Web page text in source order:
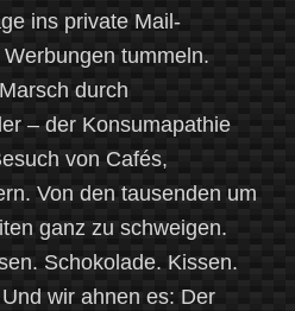
ins private Mail-
tummeln.
durch
– der Konsumapathie
von Cafés,
Von den tausenden um
ganz zu schweigen.
Schokolade. Kissen.
wir ahnen es: Der